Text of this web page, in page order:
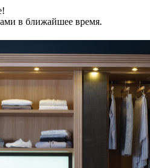
в ближайшее время.